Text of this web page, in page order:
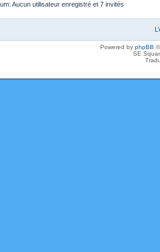
Aucun utilisateur enregistré et 7 invités
Powered by phpBB
SE